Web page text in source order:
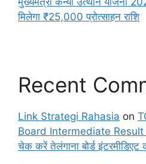
मिलेगा ₹25,000 प्रोत्साहन राशि
Recent
Link Strategi Rahasia on
Board Intermediate
चेक करें तेलंगाना बोर्ड इंटरमीडिएट